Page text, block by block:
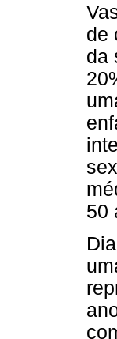
de
da
50